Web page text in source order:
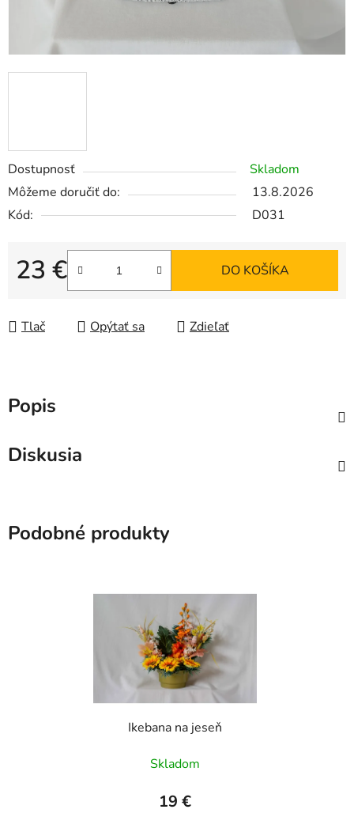
Dostupnosť
Skladom
Môžeme doručiť do:
13.8.2026
Kód:
D031
23 €
Jednotková cena:
DO KOŠÍKA
Tlač Opýtať sa Zdieľať
Popis
Diskusia
Podobné produkty
Ikebana na jeseň
Skladom
19 €